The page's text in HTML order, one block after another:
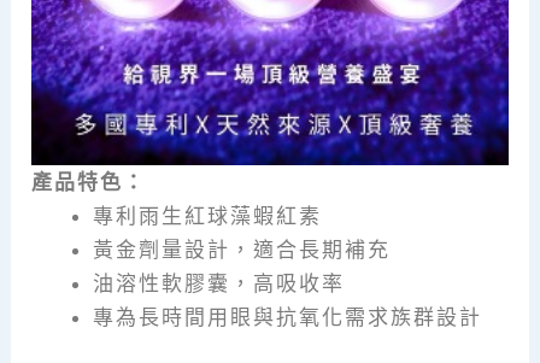
產品特色：
專利雨生紅球藻蝦紅素
黃金劑量設計，適合長期補充
油溶性軟膠囊，高吸收率
專為長時間用眼與抗氧化需求族群設計